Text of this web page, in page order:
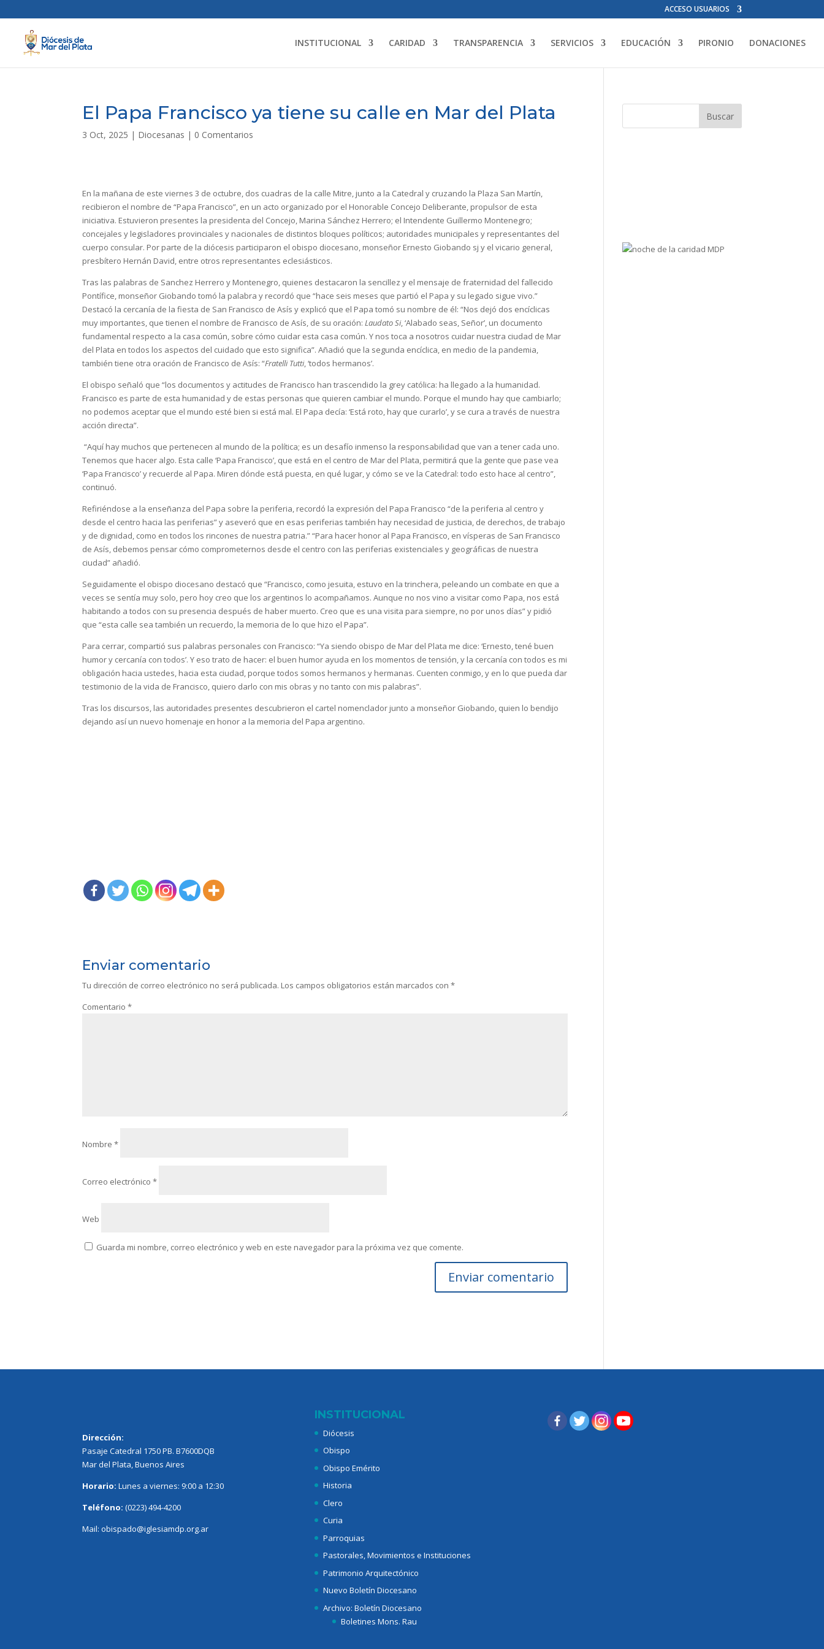
ACCESO USUARIOS
INSTITUCIONAL CARIDAD TRANSPARENCIA SERVICIOS EDUCACIÓN PIRONIO DONACIONES
El Papa Francisco ya tiene su calle en Mar del Plata
3 Oct, 2025 | Diocesanas | 0 Comentarios
En la mañana de este viernes 3 de octubre, dos cuadras de la calle Mitre, junto a la Catedral y cruzando la Plaza San Martín,
recibieron el nombre de “Papa Francisco”, en un acto organizado por el Honorable Concejo Deliberante, propulsor de esta
iniciativa. Estuvieron presentes la presidenta del Concejo, Marina Sánchez Herrero; el Intendente Guillermo Montenegro;
concejales y legisladores provinciales y nacionales de distintos bloques políticos; autoridades municipales y representantes del
cuerpo consular. Por parte de la diócesis participaron el obispo diocesano, monseñor Ernesto Giobando sj y el vicario general,
presbítero Hernán David, entre otros representantes eclesiásticos.
Tras las palabras de Sanchez Herrero y Montenegro, quienes destacaron la sencillez y el mensaje de fraternidad del fallecido
Pontífice, monseñor Giobando tomó la palabra y recordó que “hace seis meses que partió el Papa y su legado sigue vivo.”
Destacó la cercanía de la fiesta de San Francisco de Asís y explicó que el Papa tomó su nombre de él: “Nos dejó dos encíclicas
muy importantes, que tienen el nombre de Francisco de Asís, de su oración:Laudato Si, ‘Alabado seas, Señor’, un documento
fundamental respecto a la casa común, sobre cómo cuidar esta casa común. Y nos toca a nosotros cuidar nuestra ciudad de Mar
del Plata en todos los aspectos del cuidado que esto significa”. Añadió que la segunda encíclica, en medio de la pandemia,
también tiene otra oración de Francisco de Asís: “Fratelli Tutti, ‘todos hermanos’.
El obispo señaló que “los documentos y actitudes de Francisco han trascendido la grey católica: ha llegado a la humanidad.
Francisco es parte de esta humanidad y de estas personas que quieren cambiar el mundo. Porque el mundo hay que cambiarlo;
no podemos aceptar que el mundo esté bien si está mal. El Papa decía: ‘Está roto, hay que curarlo’, y se cura a través de nuestra
acción directa”.
“Aquí hay muchos que pertenecen al mundo de la política; es un desafío inmenso la responsabilidad que van a tener cada uno.
Tenemos que hacer algo. Esta calle ‘Papa Francisco’, que está en el centro de Mar del Plata, permitirá que la gente que pase vea
‘Papa Francisco’ y recuerde al Papa. Miren dónde está puesta, en qué lugar, y cómo se ve la Catedral: todo esto hace al centro”,
continuó.
Refiriéndose a la enseñanza del Papa sobre la periferia, recordó la expresión del Papa Francisco “de la periferia al centro y
desde el centro hacia las periferias” y aseveró que en esas periferias también hay necesidad de justicia, de derechos, de trabajo
y de dignidad, como en todos los rincones de nuestra patria.” “Para hacer honor al Papa Francisco, en vísperas de San Francisco
de Asís, debemos pensar cómo comprometernos desde el centro con las periferias existenciales y geográficas de nuestra
ciudad” añadió.
Seguidamente el obispo diocesano destacó que “Francisco, como jesuita, estuvo en la trinchera, peleando un combate en que a
veces se sentía muy solo, pero hoy creo que los argentinos lo acompañamos. Aunque no nos vino a visitar como Papa, nos está
habitando a todos con su presencia después de haber muerto. Creo que es una visita para siempre, no por unos días” y pidió
que “esta calle sea también un recuerdo, la memoria de lo que hizo el Papa”.
Para cerrar, compartió sus palabras personales con Francisco: “Ya siendo obispo de Mar del Plata me dice: ‘Ernesto, tené buen
humor y cercanía con todos’. Y eso trato de hacer: el buen humor ayuda en los momentos de tensión, y la cercanía con todos es mi
obligación hacia ustedes, hacia esta ciudad, porque todos somos hermanos y hermanas. Cuenten conmigo, y en lo que pueda dar
testimonio de la vida de Francisco, quiero darlo con mis obras y no tanto con mis palabras”.
Tras los discursos, las autoridades presentes descubrieron el cartel nomenclador junto a monseñor Giobando, quien lo bendijo
dejando así un nuevo homenaje en honor a la memoria del Papa argentino.
Enviar comentario
Tu dirección de correo electrónico no será publicada. Los campos obligatorios están marcados con*
Comentario*
Nombre*
Correo electrónico*
Web
Guarda mi nombre, correo electrónico y web en este navegador para la próxima vez que comente.
Dirección:
Pasaje Catedral 1750 PB. B7600DQB
Mar del Plata, Buenos Aires
Horario:Lunes a viernes: 9:00 a 12:30
Teléfono:(0223) 494-4200
Mail:obispado@iglesiamdp.org.ar
INSTITUCIONAL
Diócesis
Obispo
Obispo Emérito
Historia
Clero
Curia
Parroquias
Pastorales, Movimientos e Instituciones
Patrimonio Arquitectónico
Nuevo Boletín Diocesano
Archivo: Boletín Diocesano
Boletines Mons. Rau